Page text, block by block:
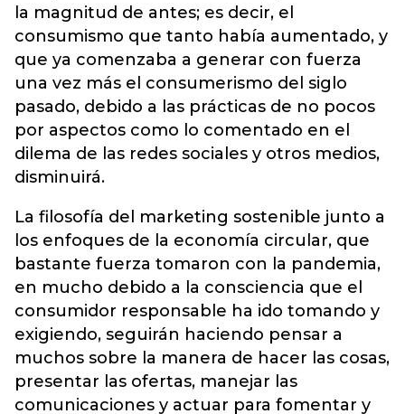
la magnitud de antes; es decir, el
consumismo que tanto había aumentado, y
que ya comenzaba a generar con fuerza
una vez más el consumerismo del siglo
pasado, debido a las prácticas de no pocos
por aspectos como lo comentado en el
dilema de las redes sociales y otros medios,
disminuirá.
La filosofía del marketing sostenible junto a
los enfoques de la economía circular, que
bastante fuerza tomaron con la pandemia,
en mucho debido a la consciencia que el
consumidor responsable ha ido tomando y
exigiendo, seguirán haciendo pensar a
muchos sobre la manera de hacer las cosas,
presentar las ofertas, manejar las
comunicaciones y actuar para fomentar y